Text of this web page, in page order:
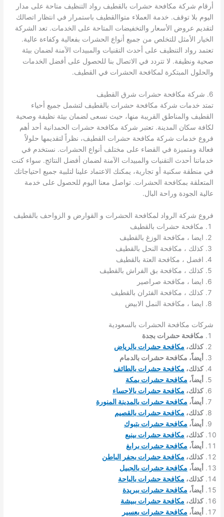
أرقام شركة مكافحة حشرات بالقطيف رواد التنظيف متاحة على مدار
اليوم بلا توقف. خدمة العملاء متواالقطيف باستمرار في انتظار اتصالك
لتقديم عروض الأسعار والتخفيضات المتاحة على الخدمات. تعد الشركة
الخيار الأمثل للتخلص من جميع أنواع الحشرات بفعالية وكفاءة عالية.
تعتمد رواد التنظيف على أحدث التقنيات والمبيدات الآمنة لضمان بيئة
صحية ونظيفة. لا تتردد في الاتصال بنا للحصول على أفضل الخدمات
والحلول المبتكرة لمكافحة الحشرات في القطيف.
6. شركة مكافحة حشرات شرق القطيف
تمتد خدمات شركة مكافحة حشرات بالقطيف لتشمل جميع أحياء
القطيف والمناطق القريبة منها، حيث نسعى لضمان بيئة نظيفة وصحية
لكافة سكان المدينة. تعتبر شركة مكافحة حشرات الحمدانية أحد أهم
فروع خدمات شركة مكافحة حشرات القطيف، نظراً لتقديمها حلولاً
فعالة ومتميزة في القضاء على مختلف أنواع الحشرات. نستخدم في
خدماتنا أحدث التقنيات والمبيدات الآمنة لضمان أفضل النتائج. سواء كنت
في منطقة سكنية أو تجارية، يمكنك الاعتماد علينا لتلبية جميع احتياجاتك
المتعلقة بمكافحة الحشرات. تواصل معنا اليوم للحصول على خدمة
عالية الجودة وراحة البال.
فروع شركة الرواد لمكافحة الحشرات و القوارض و الزواحف بالقطيف
مكافحة حشرات بالقطيف
ايضا ، مكافحة الوزغ بالقطيف
كذلك ، مكافحة النحل بالقطيف
افضل ، مكافحة العتة بالقطيف
كذلك ، مكافحة بق الفراش بالقطيف
ايضا ، مكافحة صراصير
كذلك ، مكافحة الفئران بالقطيف
ايضا ، مكافحة النمل الابيض
شركات مكافحة الحشرات بالسعودية
مكافحة حشرات بجدة
كذلك، مكافحة حشرات بالرياض
أيضاً، مكافحة حشرات بالدمام
كذلك، مكافحة حشرات بالطائف
أيضاً، مكافحة حشرات بمكة
كذلك، مكافحة حشرات بالاحساء
أيضاً، مكافحة حشرات بالمدينة المنورة
كذلك، مكافحة حشرات بالقصيم
أيضاً، مكافحة حشرات بتبوك
كذلك، مكافحة حشرات بينبع
أيضاً، مكافحة حشرات برابغ
كذلك، مكافحة حشرات بحفر الباطن
أيضاً، مكافحة حشرات بالجبيل
كذلك، مكافحة حشرات بالباحة
أيضاً، مكافحة حشرات ببريدة
كذلك، مكافحة حشرات ببيشة
أيضاً، مكافحة حشرات بعسير